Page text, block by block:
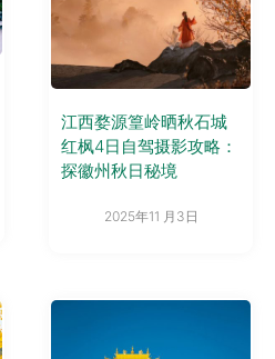
江西婺源篁岭晒秋石城
红枫4日自驾摄影攻略：
探徽州秋日秘境
2025年11 月3日